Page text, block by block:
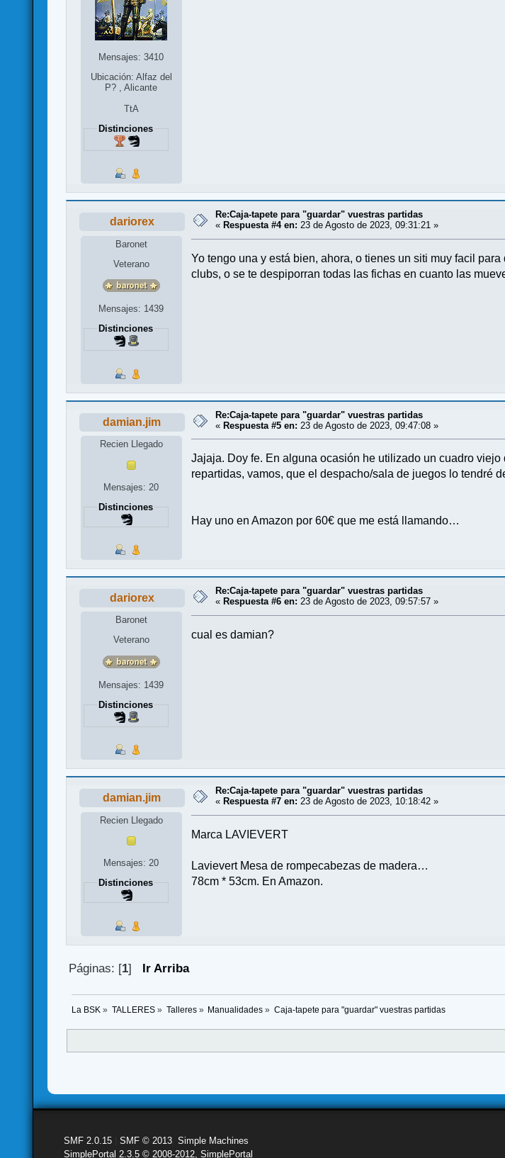
Mensajes: 3410
Ubicación: Alfaz del
P? , Alicante
TtA
Distinciones
dariorex
Baronet
Veterano
Mensajes: 1439
Distinciones
Re:Caja-tapete para "guardar" vuestras partidas
« Respuesta #4 en: 23 de Agosto de 2023, 09:31:21 »
Yo tengo una y está bien, ahora, o tienes un siti muy facil
clubs, o se te despiporran todas las fichas en cuanto las
damian.jim
Recien Llegado
Mensajes: 20
Distinciones
Re:Caja-tapete para "guardar" vuestras partidas
«Respuesta #5 en: 23 de Agosto de 2023, 09:47:08 »
Jajaja. Doy fe. En alguna ocasión he utilizado un cuadro
repartidas, vamos, que el despacho/sala de juegos lo tendré
Hay uno en Amazon por 60€ que me está llamando…
dariorex
Baronet
Veterano
Mensajes: 1439
Distinciones
Re:Caja-tapete para "guardar" vuestras partidas
« Respuesta #6 en: 23 de Agosto de 2023, 09:57:57 »
cual es damian?
damian.jim
Recien Llegado
Mensajes: 20
Distinciones
Re:Caja-tapete para "guardar" vuestras partidas
« Respuesta #7 en: 23 de Agosto de 2023, 10:18:42 »
Marca LAVIEVERT
Lavievert Mesa de rompecabezas de madera…
78cm * 53cm. En Amazon.
Páginas: [1] Ir Arriba
La BSK » TALLERES» Talleres» Manualidades » Caja-tapete para "guardar" vuestras partidas
SMF 2.0.15 |SMF © 2013 ,Simple Machines
SimplePortal 2.3.5 © 2008-2012, SimplePortal